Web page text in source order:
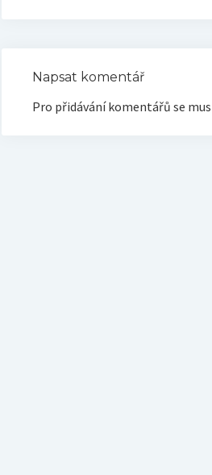
Napsat komentář
Pro přidávání komentářů se